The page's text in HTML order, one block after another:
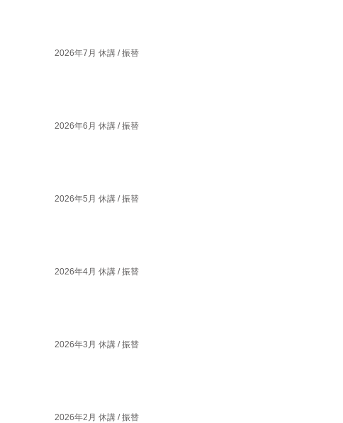
2026年7月 休講 / 振替
2026年6月 休講 / 振替
2026年5月 休講 / 振替
2026年4月 休講 / 振替
2026年3月 休講 / 振替
2026年2月 休講 / 振替